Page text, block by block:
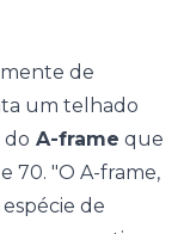
de
um telhado
do A-frame que
70. "O A-frame,
de